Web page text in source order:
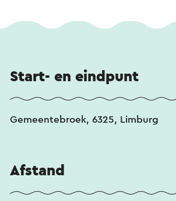
Start- en eindpunt
Gemeentebroek, 6325, Limburg
Afstand